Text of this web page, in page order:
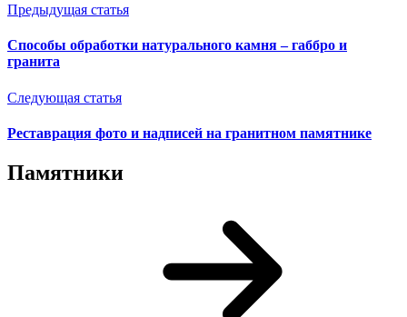
Предыдущая статья
Способы обработки натурального камня – габбро и
гранита
Следующая статья
Реставрация фото и надписей на гранитном памятнике
Памятники